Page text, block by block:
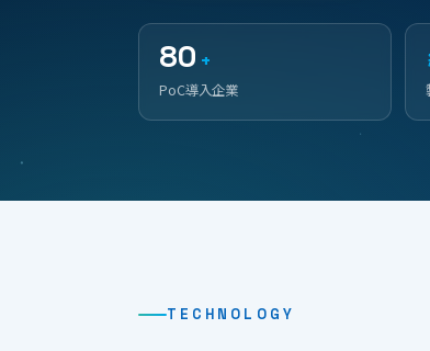
80 +
PoC導入企業
TECHNOLOGY